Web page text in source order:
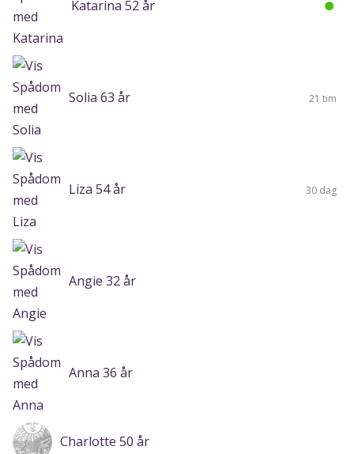
Katarina 52 år
Solia 63 år 21 tim
Liza 54 år 30 dag
Angie 32 år
Anna 36 år
Charlotte 50 år